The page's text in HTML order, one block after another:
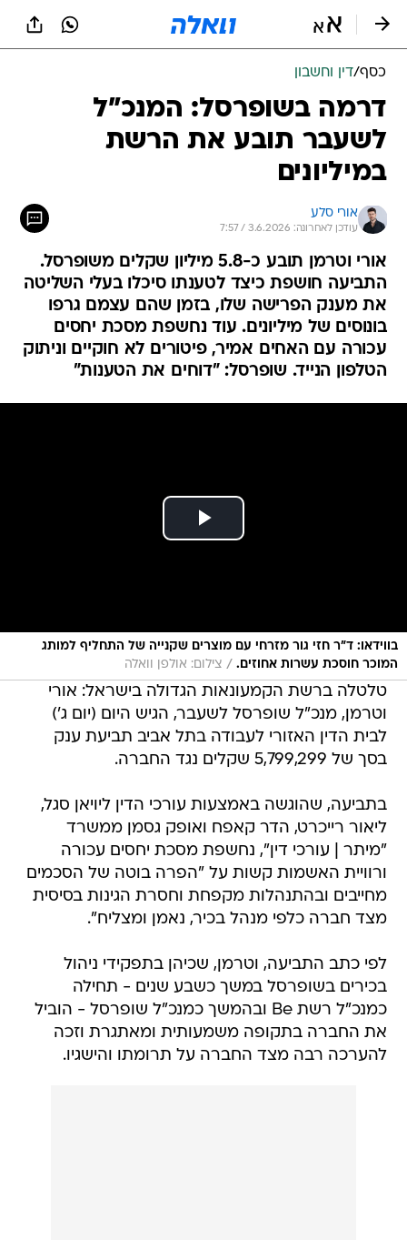
כסף/דין וחשבון
דרמה בשופרסל: המנכ"ל
לשעבר תובע את הרשת
במיליונים
אורי סלע
עודכן לאחרונה: 3.6.2026 / 7:57
אורי וטרמן תובע כ-5.8 מיליון שקלים משופרסל.
התביעה חושפת כיצד לטענתו סיכלו בעלי השליטה
את מענק הפרישה שלו, בזמן שהם עצמם גרפו
בונוסים של מיליונים. עוד נחשפת מסכת יחסים
עכורה עם האחים אמיר, פיטורים לא חוקיים וניתוק
הטלפון הנייד. שופרסל: "דוחים את הטענות"
בווידאו: ד"ר חזי גור מזרחי עם מוצרים שקנייה של התחליף למותג
המוכר חוסכת עשרות אחוזים. / צילום: אולפן וואלה
טלטלה ברשת הקמעונאות הגדולה בישראל: אורי
וטרמן, מנכ"ל שופרסל לשעבר, הגיש היום (יום ג')
לבית הדין האזורי לעבודה בתל אביב תביעת ענק
בסך של 5,799,299 שקלים נגד החברה.
בתביעה, שהוגשה באמצעות עורכי הדין ליויאן סגל,
ליאור רייכרט, הדר קאפח ואופק גסמן ממשרד
"מיתר | עורכי דין", נחשפת מסכת יחסים עכורה
ורוויית האשמות קשות על "הפרה בוטה של הסכמים
מחייבים ובהתנהלות מקפחת וחסרת הגינות בסיסית
מצד חברה כלפי מנהל בכיר, נאמן ומצליח".
לפי כתב התביעה, וטרמן, שכיהן בתפקידי ניהול
בכירים בשופרסל במשך כשבע שנים - תחילה
כמנכ"ל רשת Be ובהמשך כמנכ"ל שופרסל - הוביל
את החברה בתקופה משמעותית ומאתגרת וזכה
להערכה רבה מצד החברה על תרומתו והישגיו.